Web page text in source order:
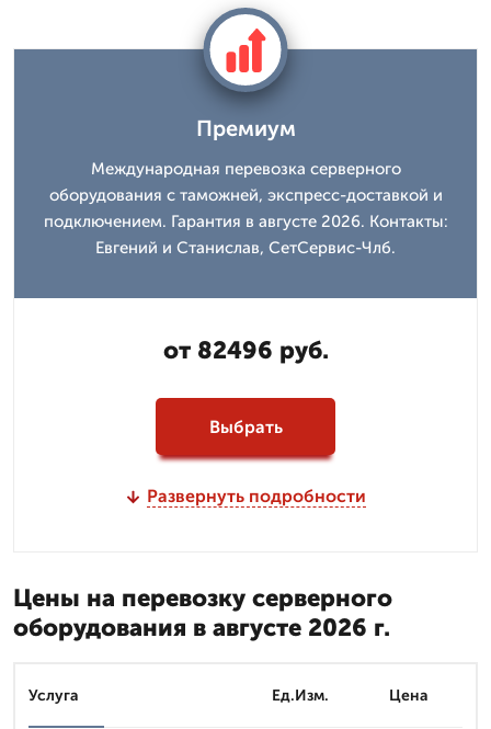
Премиум
Международная перевозка серверного
оборудования с таможней, экспресс-доставкой и
подключением. Гарантия в августе 2026. Контакты:
Евгений и Станислав, СетСервис-Члб.
от 82496 руб.
Выбрать
Развернуть подробности
Цены на перевозку серверного
оборудования в августе 2026 г.
Услуга Ед.Изм. Цена